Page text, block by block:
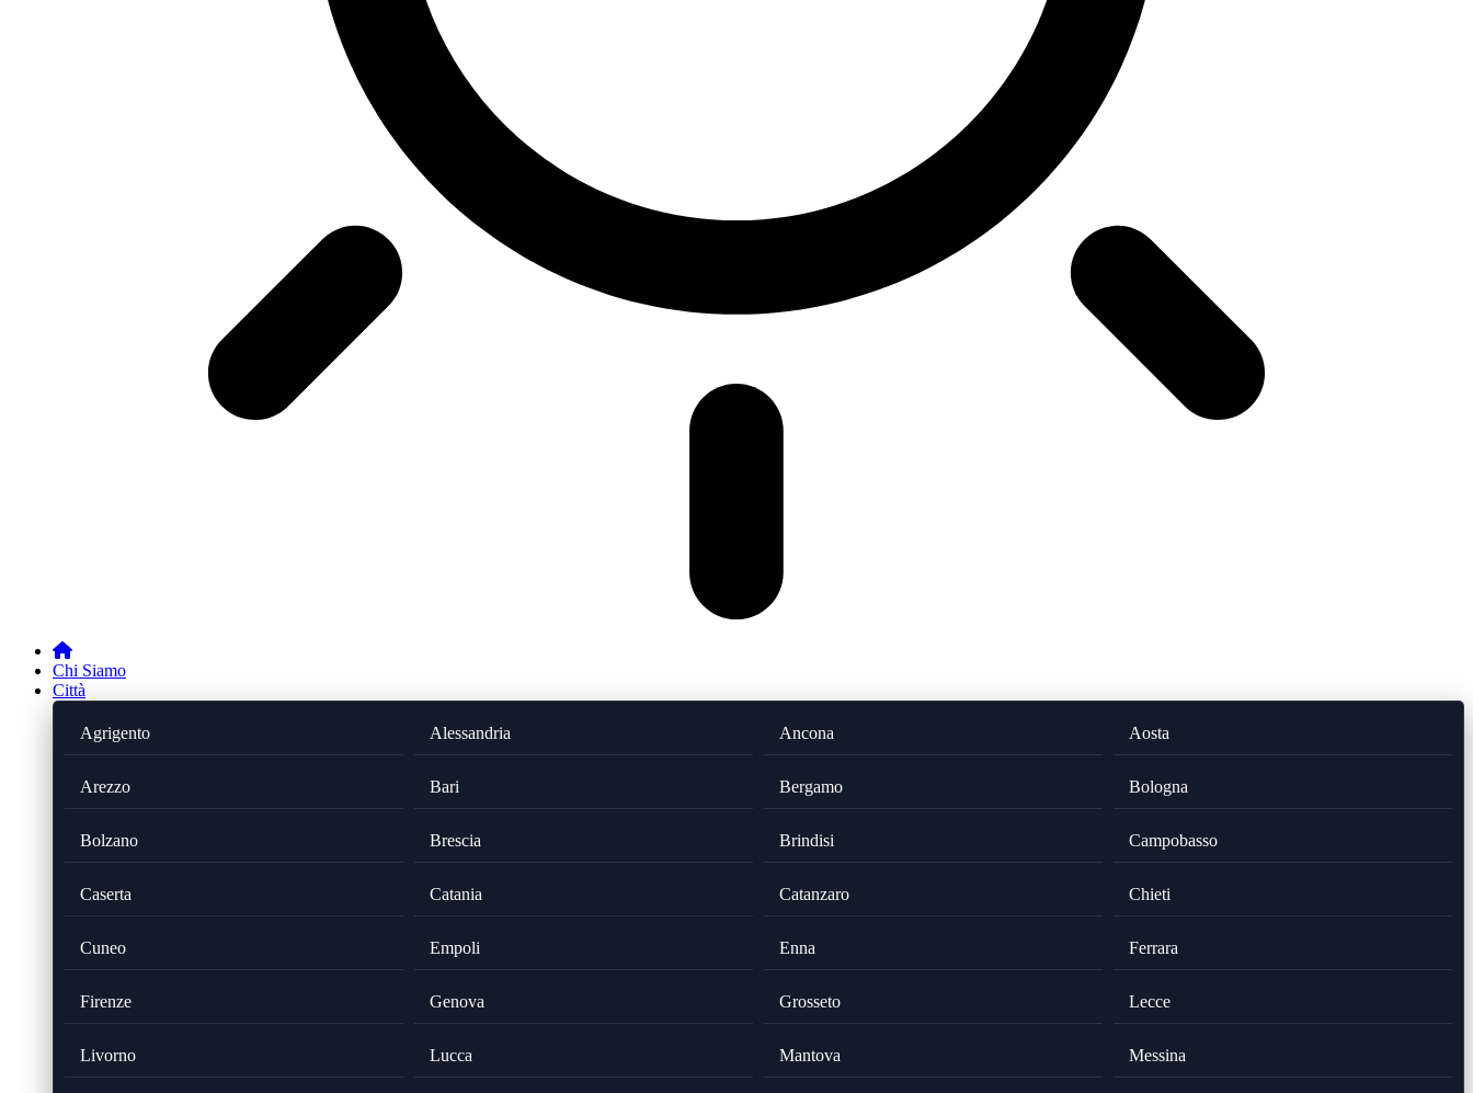
Chi Siamo
Città
Agrigento Alessandria Ancona Aosta
Arezzo Bari Bergamo Bologna
Bolzano Brescia Brindisi Campobasso
Caserta Catania Catanzaro Chieti
Cuneo Empoli Enna Ferrara
Firenze Genova Grosseto Lecce
Livorno Lucca Mantova Messina